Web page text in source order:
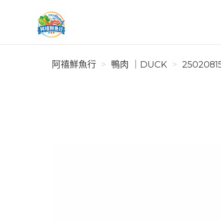
阿禧鮮魚行
阿禧鮮魚行
鴨肉 ｜DUCK